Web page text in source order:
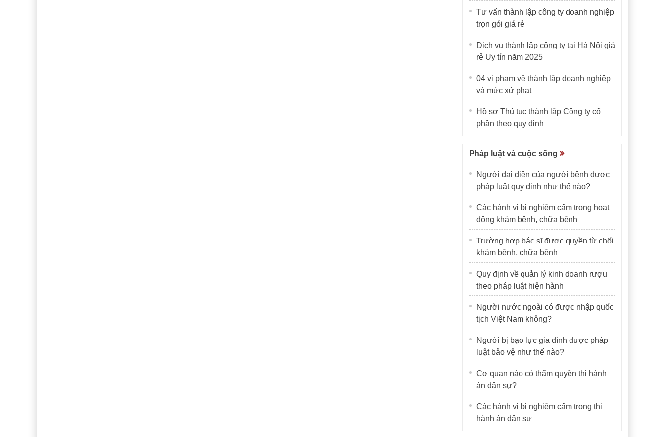
Tư vấn thành lập công ty doanh nghiệp
trọn gói giá rẻ
Dịch vụ thành lập công ty tại Hà Nội giá
rẻ Uy tín năm 2025
04 vi phạm về thành lập doanh nghiệp
và mức xử phạt
Hồ sơ Thủ tục thành lập Công ty cổ
phần theo quy định
Pháp luật và cuộc sống
Người đại diện của người bệnh được
pháp luật quy định như thế nào?
Các hành vi bị nghiêm cấm trong hoạt
động khám bệnh, chữa bệnh
Trường hợp bác sĩ được quyền từ chối
khám bệnh, chữa bệnh
Quy định về quản lý kinh doanh rượu
theo pháp luật hiện hành
Người nước ngoài có được nhập quốc
tịch Việt Nam không?
Người bị bạo lực gia đình được pháp
luật bảo vệ như thế nào?
Cơ quan nào có thẩm quyền thi hành
án dân sự?
Các hành vi bị nghiêm cấm trong thi
hành án dân sự